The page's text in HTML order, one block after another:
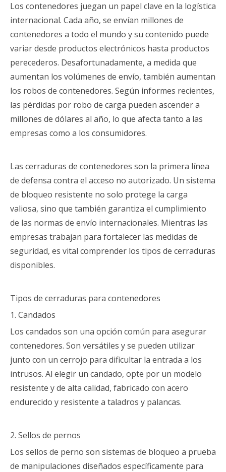
Los contenedores juegan un papel clave en la logística
internacional. Cada año, se envían millones de
contenedores a todo el mundo y su contenido puede
variar desde productos electrónicos hasta productos
perecederos. Desafortunadamente, a medida que
aumentan los volúmenes de envío, también aumentan
los robos de contenedores. Según informes recientes,
las pérdidas por robo de carga pueden ascender a
millones de dólares al año, lo que afecta tanto a las
empresas como a los consumidores.
Las cerraduras de contenedores son la primera línea
de defensa contra el acceso no autorizado. Un sistema
de bloqueo resistente no solo protege la carga
valiosa, sino que también garantiza el cumplimiento
de las normas de envío internacionales. Mientras las
empresas trabajan para fortalecer las medidas de
seguridad, es vital comprender los tipos de cerraduras
disponibles.
Tipos de cerraduras para contenedores
1. Candados
Los candados son una opción común para asegurar
contenedores. Son versátiles y se pueden utilizar
junto con un cerrojo para dificultar la entrada a los
intrusos. Al elegir un candado, opte por un modelo
resistente y de alta calidad, fabricado con acero
endurecido y resistente a taladros y palancas.
2. Sellos de pernos
Los sellos de perno son sistemas de bloqueo a prueba
de manipulaciones diseñados específicamente para